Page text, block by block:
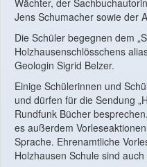
Wächter, der
Jens Schumacher sowie der
Die Schüler begegnen dem
Holzhausenschlösschens
Geologin Sigrid Belzer.
Einige Schülerinnen und
und dürfen für die Sendung
Rundfunk Bücher
es außerdem
Sprache. Ehrenamtliche
Holzhausen Schule sind auch